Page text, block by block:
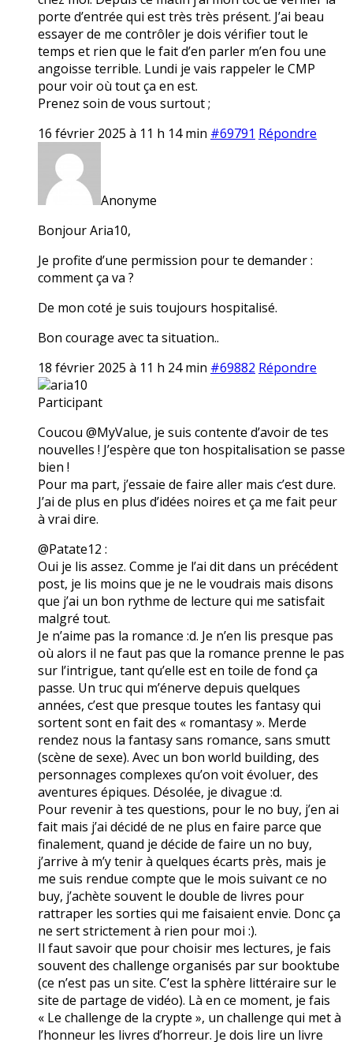
porte d’entrée qui est très très présent. J’ai beau
essayer de me contrôler je dois vérifier tout le
temps et rien que le fait d’en parler m’en fou une
angoisse terrible. Lundi je vais rappeler le CMP
pour voir où tout ça en est.
Prenez soin de vous surtout ;
16 février 2025 à 11 h 14 min #69791 Répondre
Anonyme
Bonjour Aria10,
Je profite d’une permission pour te demander :
comment ça va ?
De mon coté je suis toujours hospitalisé.
Bon courage avec ta situation..
18 février 2025 à 11 h 24 min #69882 Répondre
aria10
Participant
Coucou @MyValue, je suis contente d’avoir de tes
nouvelles ! J’espère que ton hospitalisation se passe
bien !
Pour ma part, j’essaie de faire aller mais c’est dure.
J’ai de plus en plus d’idées noires et ça me fait peur
à vrai dire.
@Patate12 :
Oui je lis assez. Comme je l’ai dit dans un précédent
post, je lis moins que je ne le voudrais mais disons
que j’ai un bon rythme de lecture qui me satisfait
malgré tout.
Je n’aime pas la romance :d. Je n’en lis presque pas
où alors il ne faut pas que la romance prenne le pas
sur l’intrigue, tant qu’elle est en toile de fond ça
passe. Un truc qui m’énerve depuis quelques
années, c’est que presque toutes les fantasy qui
sortent sont en fait des « romantasy ». Merde
rendez nous la fantasy sans romance, sans smutt
(scène de sexe). Avec un bon world building, des
personnages complexes qu’on voit évoluer, des
aventures épiques. Désolée, je divague :d.
Pour revenir à tes questions, pour le no buy, j’en ai
fait mais j’ai décidé de ne plus en faire parce que
finalement, quand je décide de faire un no buy,
j’arrive à m’y tenir à quelques écarts près, mais je
me suis rendue compte que le mois suivant ce no
buy, j’achète souvent le double de livres pour
rattraper les sorties qui me faisaient envie. Donc ça
ne sert strictement à rien pour moi :).
Il faut savoir que pour choisir mes lectures, je fais
souvent des challenge organisés par sur booktube
(ce n’est pas un site. C’est la sphère littéraire sur le
site de partage de vidéo). Là en ce moment, je fais
« Le challenge de la crypte », un challenge qui met à
l’honneur les livres d’horreur. Je dois lire un livre